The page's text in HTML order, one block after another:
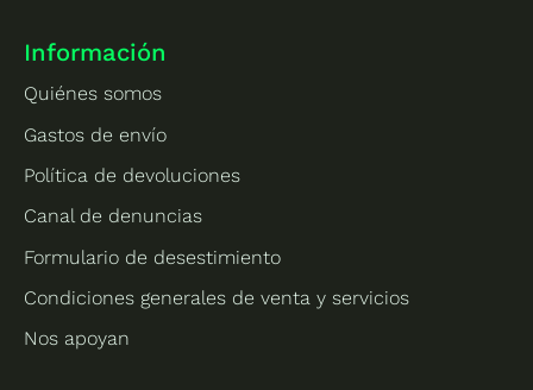
Información
Quiénes somos
Gastos de envío
Política de devoluciones
Canal de denuncias
Formulario de desestimiento
Condiciones generales de venta y servicios
Nos apoyan